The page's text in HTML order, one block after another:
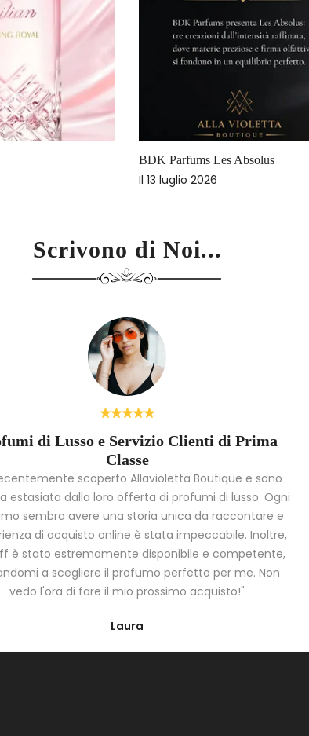
Scrivono di Noi...
di Lusso e Servizio Clienti di Prima
Classe
scoperto Allavioletta Boutique e sono
estasiata dalla loro offerta di profumi di lusso. Ogni
sembra avere una storia unica da raccontare e
di acquisto online è stata impeccabile. Inoltre,
è stato estremamente disponibile e competente,
a scegliere il profumo perfetto per me. Non
vedo l'ora di fare il mio prossimo acquisto!"
Laura